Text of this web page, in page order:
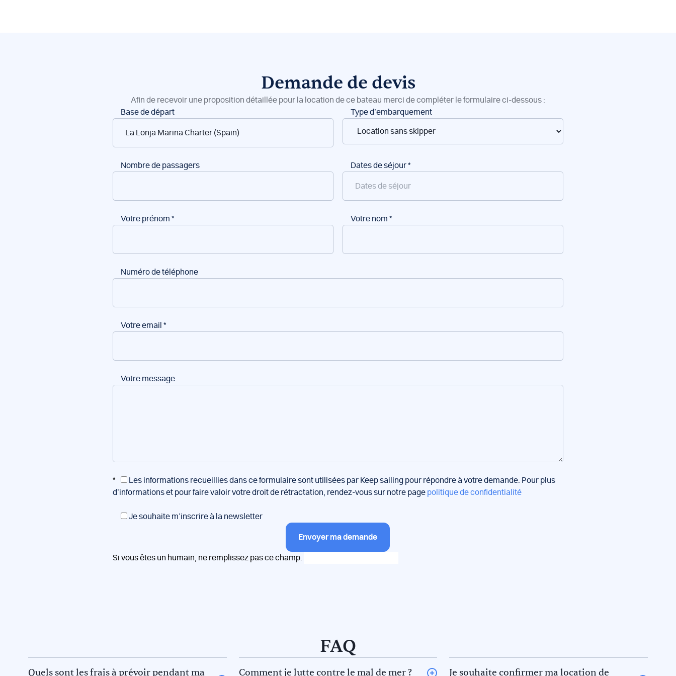
Demande de devis
Afin de recevoir une proposition détaillée pour la location de ce bateau merci de compléter le formulaire ci-dessous :
Réservation
bateaux
Base de départ Type d’embarquement
Nombre de passagers Dates de séjour*
Votre prénom * Votre nom *
Numéro de téléphone
Votre email *
Votre message
*
Les informations recueillies dans ce formulaire sont utilisées par Keep sailing pour répondre à votre demande. Pour plus
d’informations et pour faire valoir votre droit de rétractation, rendez-vous sur notre page politique de confidentialité
Je souhaite m’inscrire à la newsletter
Envoyer ma demande
Si vous êtes un humain, ne remplissez pas ce champ.
FAQ
Quels sont les frais à prévoir pendant ma Comment je lutte contre le mal de mer ? Je souhaite confirmer ma location de